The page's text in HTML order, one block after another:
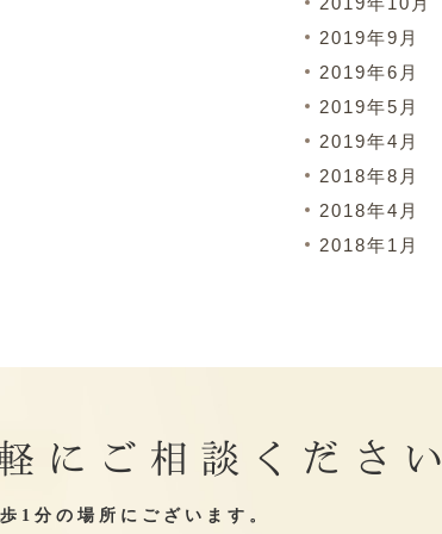
2019年9月
2019年6月
2019年5月
2019年4月
2018年8月
2018年4月
2018年1月
にご相談ください
1分の場所にございます。